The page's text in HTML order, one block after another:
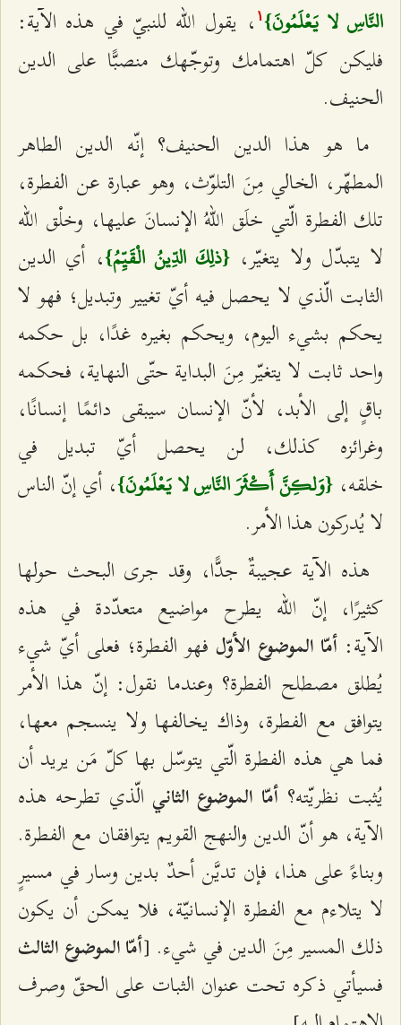
النَّاسِ لا يَعْلَمُونَ}۱ ، يقول الله للنبيّ في هذه الآية:
فليكن كلّ اهتمامك وتوجّهك منصبًّا على الدين
الحنيف.
ما هو هذا الدين الحنيف؟ إنّه الدين الطاهر
المطهّر، الخالي مِنَ التلوّث، وهو عبارة عن الفطرة،
تلك الفطرة الّتي خلَق اللهُ الإنسانَ عليها، وخلْق الله
لا يتبدّل ولا يتغيّر، {ذلِكَ الدِّينُ الْقَيِّمُ}، أي الدين
الثابت الّذي لا يحصل فيه أيّ تغيير وتبديل؛ فهو لا
يحكم بشيء اليوم، ويحكم بغيره غدًا، بل حكمه
واحد ثابت لا يتغيّر مِنَ البداية حتّى النهاية، فحكمه
باقٍ إلى الأبد، لأنّ الإنسان سيبقى دائمًا إنسانًا،
وغرائزه كذلك، لن يحصل أيّ تبديل في
خلقه، {وَلكِنَّ أَكْثَرَ النَّاسِ لا يَعْلَمُونَ}، أي إنّ الناس
لا يُدركون هذا الأمر.
هذه الآية عجيبةٌ جدًّا، وقد جرى البحث حولها
كثيرًا، إنّ الله يطرح مواضيع متعدّدة في هذه
الآية:أمّا الموضوع الأوّلفهو الفطرة؛ فعلى أيّ شيء
يُطلق مصطلح الفطرة؟ وعندما نقول: إنّ هذا الأمر
يتوافق مع الفطرة، وذاك يخالفها ولا ينسجم معها،
فما هي هذه الفطرة الّتي يتوسّل بها كلّ مَن يريد أن
يُثبت نظريّته؟ أمّا الموضوع الثاني الّذي تطرحه هذه
الآية، هو أنّ الدين والنهج القويم يتوافقان مع الفطرة.
وبناءً على هذا، فإن تديَّن أحدٌ بدين وسار في مسيرٍ
لا يتلاءم مع الفطرة الإنسانيّة، فلا يمكن أن يكون
ذلك المسير مِنَ الدين في شيء. [أمّا الموضوع الثالث
فسيأتي ذكره تحت عنوان الثبات على الحقّ وصرف